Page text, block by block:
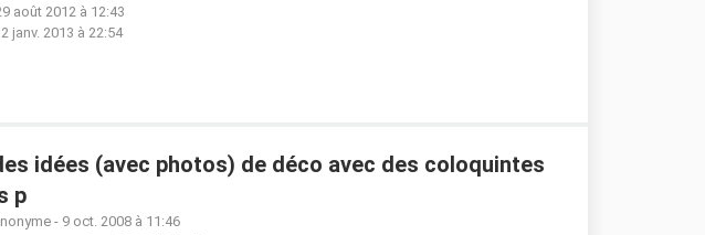
août 2012 à 12:43
2 janv. 2013 à 22:54
idées (avec photos) de déco avec des coloquintes
p
- 9 oct. 2008 à 11:46